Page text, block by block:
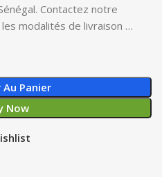
Contactez notre
modalités de livraison …
Panier
Now